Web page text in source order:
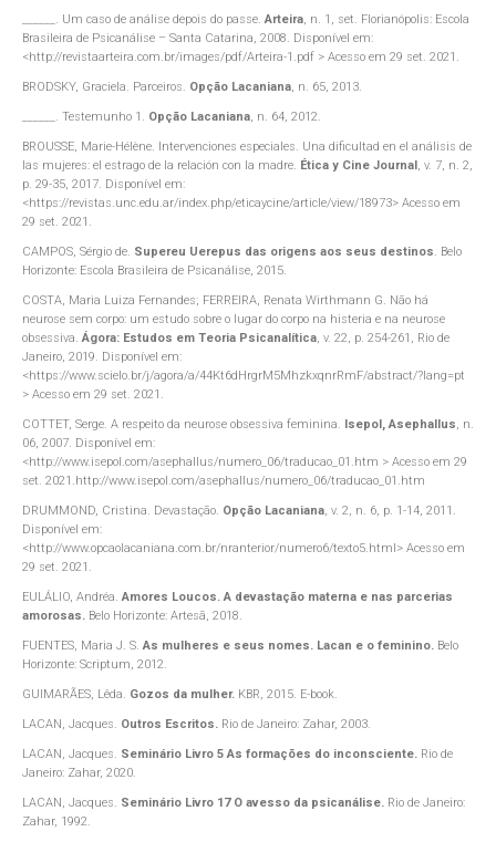
______. Um caso de análise depois do passe.Arteira, n. 1, set. Florianópolis: Escola
Brasileira de Psicanálise – Santa Catarina, 2008. Disponível em:
<http://revistaarteira.com.br/images/pdf/Arteira-1.pdf > Acesso em 29 set. 2021.
BRODSKY, Graciela. Parceiros. Opção Lacaniana, n. 65, 2013.
______. Testemunho 1. Opção Lacaniana, n. 64, 2012.
BROUSSE, Marie-Hélène. Intervenciones especiales. Una dificultad en el análisis de
las mujeres: el estrago de la relación con la madre. Ética y Cine Journal, v. 7, n. 2,
p. 29-35, 2017. Disponível em:
<https://revistas.unc.edu.ar/index.php/eticaycine/article/view/18973> Acesso em
29 set. 2021.
CAMPOS, Sérgio de. Supereu Uerepus das origens aos seus destinos. Belo
Horizonte: Escola Brasileira de Psicanálise, 2015.
COSTA, Maria Luiza Fernandes; FERREIRA, Renata Wirthmann G. Não há
neurose sem corpo: um estudo sobre o lugar do corpo na histeria e na neurose
obsessiva.Ágora: Estudos em Teoria Psicanalítica, v. 22, p. 254-261, Rio de
Janeiro, 2019. Disponível em:
<https://www.scielo.br/j/agora/a/44Kt6dHrgrM5MhzkxqnrRmF/abstract/?lang=pt
> Acesso em 29 set. 2021.
COTTET, Serge. A respeito da neurose obsessiva feminina. Isepol, Asephallus, n.
06, 2007. Disponível em:
<http://www.isepol.com/asephallus/numero_06/traducao_01.htm > Acesso em 29
set. 2021.http://www.isepol.com/asephallus/numero_06/traducao_01.htm
DRUMMOND, Cristina. Devastação. Opção Lacaniana, v. 2, n. 6, p. 1-14, 2011.
Disponível em:
<http://www.opcaolacaniana.com.br/nranterior/numero6/texto5.html> Acesso em
29 set. 2021.
EULÁLIO, Andréa.Amores Loucos. A devastação materna e nas parcerias
amorosas. Belo Horizonte: Artesã, 2018.
FUENTES, Maria J. S.As mulheres e seus nomes. Lacan e o feminino. Belo
Horizonte: Scriptum, 2012.
GUIMARÃES, Lêda. Gozos da mulher. KBR, 2015. E-book.
LACAN, Jacques. Outros Escritos. Rio de Janeiro: Zahar, 2003.
LACAN, Jacques. Seminário Livro 5 As formações do inconsciente. Rio de
Janeiro: Zahar, 2020.
LACAN, Jacques. Seminário Livro 17 O avesso da psicanálise. Rio de Janeiro:
Zahar, 1992.